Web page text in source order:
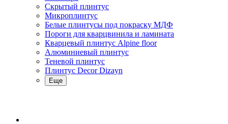
Скрытый плинтус
Микроплинтус
Белые плинтусы под покраску МДФ
Пороги для кварцвинила и ламината
Кварцевый плинтус Alpine floor
Алюминиевый плинтус
Теневой плинтус
Плинтус Decor Dizayn
Еще